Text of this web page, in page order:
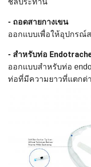
ชลประทาน
- ถอดสายกางเขน
ออกแบบเพื่อให้อุปกรณ์
- สําหรับท่อ
ออกแบบสําหรับท่อ
ท่อที่มีความยาวที่แตกต่